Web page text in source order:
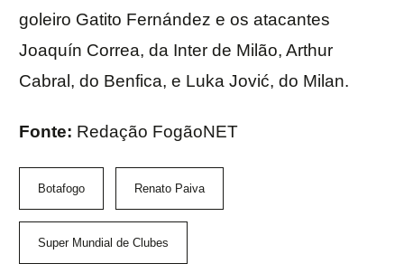
goleiro Gatito Fernández e os atacantes
Joaquín Correa, da Inter de Milão, Arthur
Cabral, do Benfica, e Luka Jović, do Milan.
Fonte: Redação FogãoNET
Botafogo Renato Paiva
Super Mundial de Clubes